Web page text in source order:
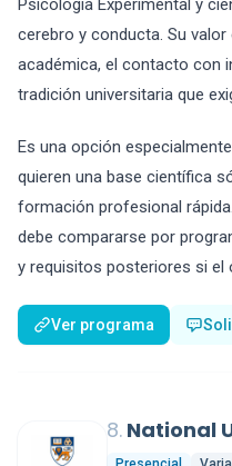
Psicología Experimental y
cerebro y conducta. Su
académica, el contacto con
tradición universitaria que
Es una opción
quieren una base científica
formación profesional
debe compararse por
y requisitos posteriores si el
Ver programa
8. National